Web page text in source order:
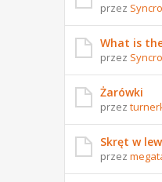
przez Syncro
What is
przez Syncro
Żarówki
przez
Skręt w
przez